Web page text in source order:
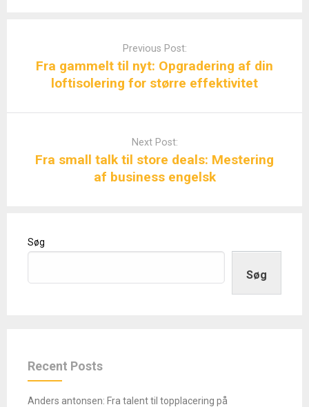
Previous Post:
Fra gammelt til nyt: Opgradering af din
loftisolering for større effektivitet
Next Post:
Fra small talk til store deals: Mestering
af business engelsk
Søg
Søg
Recent Posts
Anders antonsen: Fra talent til topplacering på